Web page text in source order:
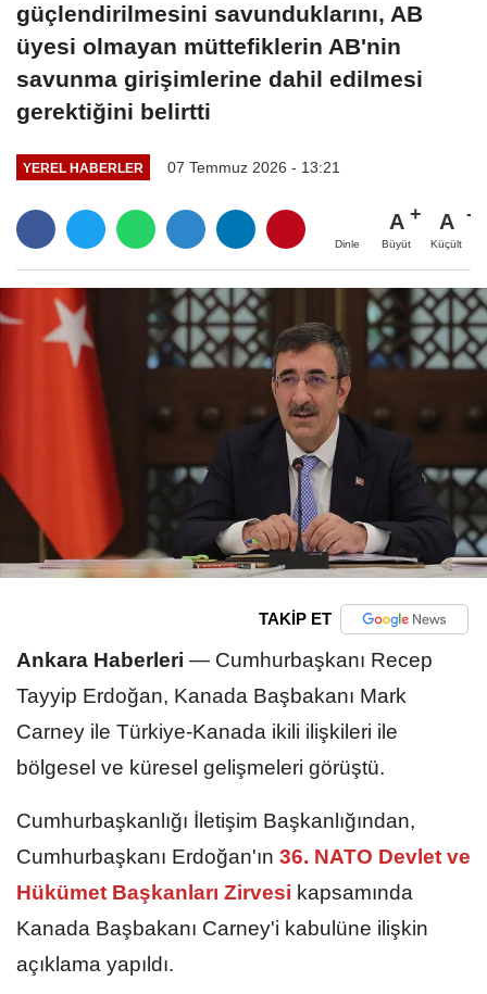
güçlendirilmesini savunduklarını, AB
üyesi olmayan müttefiklerin AB'nin
savunma girişimlerine dahil edilmesi
gerektiğini belirtti
YEREL HABERLER 07 Temmuz 2026 - 13:21
Dinle
A
Büyüt
A
Küçült
TAKİP ET
Ankara Haberleri — Cumhurbaşkanı Recep
Tayyip Erdoğan, Kanada Başbakanı Mark
Carney ile Türkiye-Kanada ikili ilişkileri ile
bölgesel ve küresel gelişmeleri görüştü.
Cumhurbaşkanlığı İletişim Başkanlığından,
Cumhurbaşkanı Erdoğan'ın 36. NATO Devlet ve
Hükümet Başkanları Zirvesi kapsamında
Kanada Başbakanı Carney'i kabulüne ilişkin
açıklama yapıldı.